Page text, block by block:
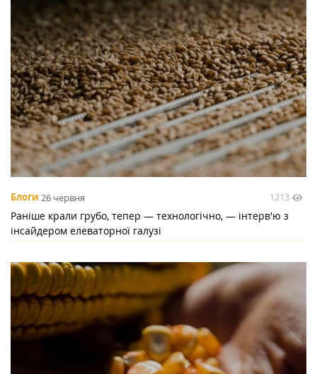
Блоги 26 червня 1213
Раніше крали грубо, тепер — технологічно, — інтерв'ю з
інсайдером елеваторної галузі